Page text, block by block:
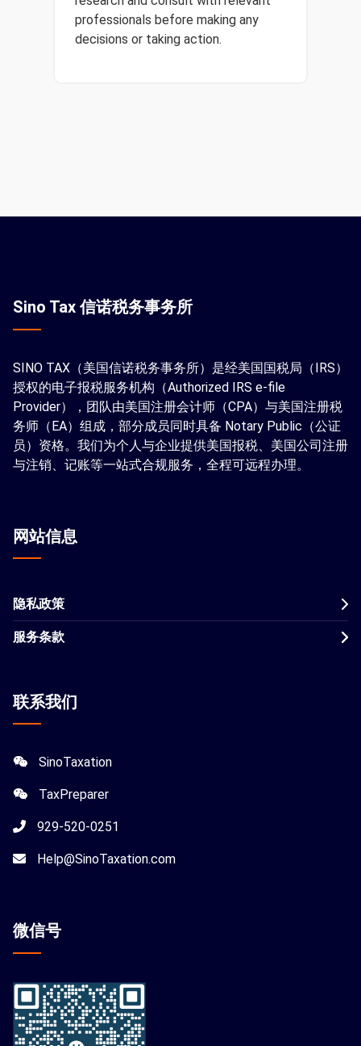
professionals before making any
decisions or taking action.
Sino Tax 信诺税务事务所
SINO TAX（美国信诺税务事务所）是经美国国税局（IRS）
授权的电子报税服务机构（Authorized IRS e-file
Provider），团队由美国注册会计师（CPA）与美国注册税
务师（EA）组成，部分成员同时具备 Notary Public（公证
员）资格。我们为个人与企业提供美国报税、美国公司注册
与注销、记账等一站式合规服务，全程可远程办理。
网站信息
隐私政策
服务条款
联系我们
SinoTaxation
TaxPreparer
929-520-0251
Help@SinoTaxation.com
微信号